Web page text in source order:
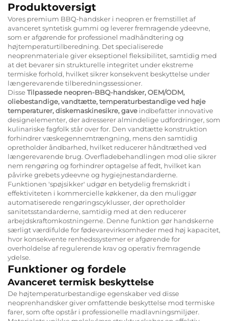
Produktoversigt
Vores premium BBQ-handsker i neopren er fremstillet af
avanceret syntetisk gummi og leverer fremragende ydeevne,
som er afgørende for professionel madhåndtering og
højtemperaturtilberedning. Det specialiserede
neoprenmateriale giver ekseptionel fleksibilitet, samtidig med
at det bevarer sin strukturelle integritet under ekstreme
termiske forhold, hvilket sikrer konsekvent beskyttelse under
længerevarende tilberedningssessioner.
DisseTilpassede neopren-BBQ-handsker, OEM/ODM,
oliebestandige, vandtætte, temperaturbestandige ved høje
temperaturer, diskemaskinesikre, gave indbefatter innovative
designelementer, der adresserer almindelige udfordringer, som
kulinariske fagfolk står over for. Den vandtætte konstruktion
forhindrer væskegennemtrængning, mens den samtidig
opretholder åndbarhed, hvilket reducerer håndtræthed ved
længerevarende brug. Overfladebehandlingen mod olie sikrer
nem rengøring og forhindrer optagelse af fedt, hvilket kan
påvirke grebets ydeevne og hygiejnestandarderne.
Funktionen 'spøjsikker' udgør en betydelig fremskridt i
effektiviteten i kommercielle køkkener, da den muliggør
automatiserede rengøringscyklusser, der opretholder
sanitetsstandarderne, samtidig med at den reducerer
arbejdskraftomkostningerne. Denne funktion gør handskerne
særligt værdifulde for fødevarevirksomheder med høj kapacitet,
hvor konsekvente renhedssystemer er afgørende for
overholdelse af regulerende krav og operativ fremragende
ydelse.
Funktioner og fordele
Avanceret termisk beskyttelse
De højtemperaturbestandige egenskaber ved disse
neoprenhandsker giver omfattende beskyttelse mod termiske
farer, som ofte opstår i professionelle madlavningsmiljøer.